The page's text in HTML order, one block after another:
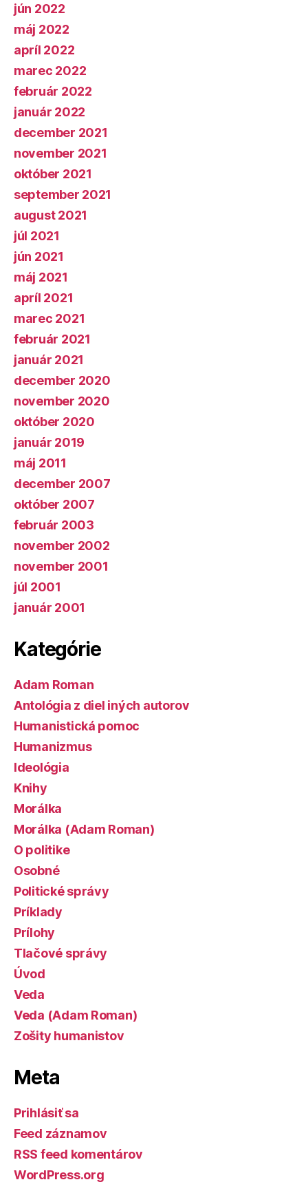
jún 2022
máj 2022
apríl 2022
marec 2022
február 2022
január 2022
december 2021
november 2021
október 2021
september 2021
august 2021
júl 2021
jún 2021
máj 2021
apríl 2021
marec 2021
február 2021
január 2021
december 2020
november 2020
október 2020
január 2019
máj 2011
december 2007
október 2007
február 2003
november 2002
november 2001
júl 2001
január 2001
Kategórie
Adam Roman
Antológia z diel iných autorov
Humanistická pomoc
Humanizmus
Ideológia
Knihy
Morálka
Morálka (Adam Roman)
O politike
Osobné
Politické správy
Príklady
Prílohy
Tlačové správy
Úvod
Veda
Veda (Adam Roman)
Zošity humanistov
Meta
Prihlásiť sa
Feed záznamov
RSS feed komentárov
WordPress.org